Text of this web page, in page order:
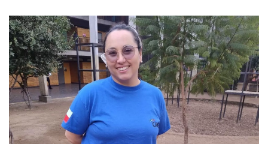
ACTUALIDAD Y TENDENCIAS
CORPORATIVO Y TRANSPARENCIA
CANAL DE DENUNCIAS
ÁREA DE PROYECTOS